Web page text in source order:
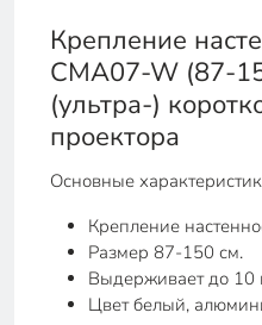
Крепление
CMA07-W (87-
(ультра-)
проектора
Основные
Крепление
Размер 87-150 см.
Выдерживает до 10
Цвет белый,